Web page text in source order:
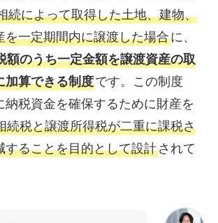
続によって取得した土地、建物、
を一定期間内に譲渡した場合に、
額のうち一定金額を譲渡資産の取
加算できる制度です。この制度
納税資金を確保するために財産を
続税と譲渡所得税が二重に課税さ
することを目的として設計されて